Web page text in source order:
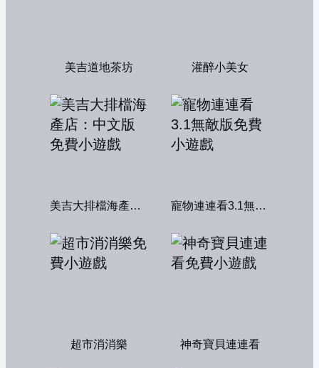
美吉道地茶坊 灌醉小美女
美吉大排檔海產店：中文版 寵物連連看3.1無敵版
超市消消樂 神奇寶貝連連看